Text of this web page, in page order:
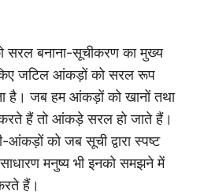
बनाना-सूचीकरण का मुख्य
किए जटिल आंकड़ों को सरल रूप
है। जब हम आंकड़ों को खानों तथा
करते हैं तो आंकड़े सरल हो जाते हैं।
को जब सूची द्वारा स्पष्ट
साधारण मनुष्य भी इनको समझने में
हैं।